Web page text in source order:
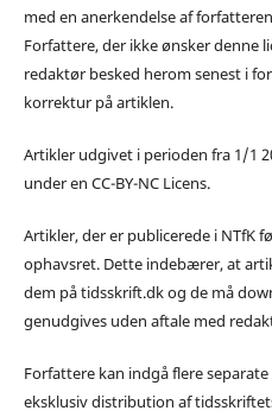
med en anerkendelse af
Forfattere, der ikke ønsker denne
redaktør besked herom senest i
korrektur på artiklen.
Artikler udgivet i perioden fra 1/1
under en CC-BY-NC Licens.
Artikler, der er publicerede i NTfK
ophavsret. Dette indebærer, at
dem på tidsskrift.dk og de må
genudgives uden aftale med
Forfattere kan indgå flere
eksklusiv distribution af